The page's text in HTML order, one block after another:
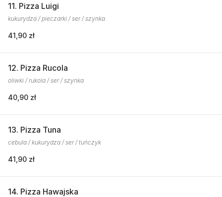
11. Pizza Luigi
kukurydza / pieczarki / ser / szynka
41,90 zł
12. Pizza Rucola
oliwki / rukola / ser / szynka
40,90 zł
13. Pizza Tuna
cebula / kukurydza / ser / tuńczyk
41,90 zł
14. Pizza Hawajska